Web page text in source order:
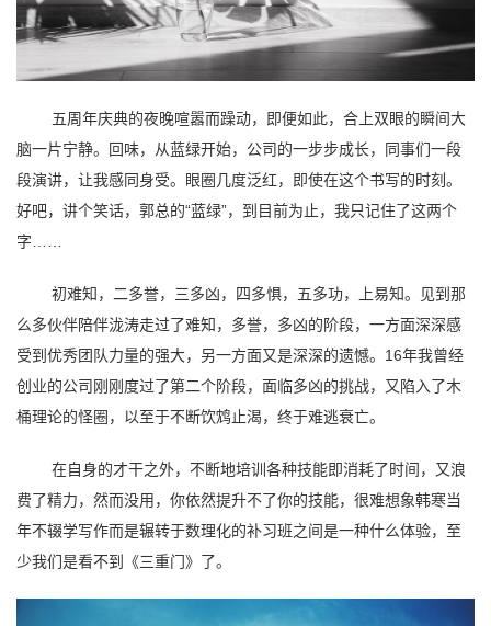
五周年庆典的夜晚喧嚣而躁动，即便如此，合上双眼的瞬间大
脑一片宁静。回味，从蓝绿开始，公司的一步步成长，同事们一段
段演讲，让我感同身受。眼圈几度泛红，即使在这个书写的时刻。
好吧，讲个笑话，郭总的“蓝绿”，到目前为止，我只记住了这两个
字……
初难知，二多誉，三多凶，四多惧，五多功，上易知。见到那
么多伙伴陪伴泷涛走过了难知，多誉，多凶的阶段，一方面深深感
受到优秀团队力量的强大，另一方面又是深深的遗憾。16年我曾经
创业的公司刚刚度过了第二个阶段，面临多凶的挑战，又陷入了木
桶理论的怪圈，以至于不断饮鸩止渴，终于难逃衰亡。
在自身的才干之外，不断地培训各种技能即消耗了时间，又浪
费了精力，然而没用，你依然提升不了你的技能，很难想象韩寒当
年不辍学写作而是辗转于数理化的补习班之间是一种什么体验，至
少我们是看不到《三重门》了。